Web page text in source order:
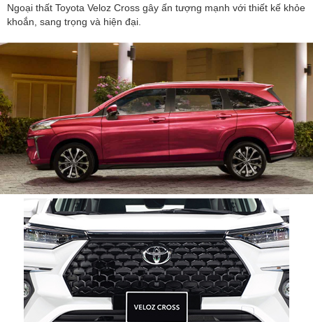
Ngoại thất Toyota Veloz Cross gây ấn tượng mạnh với thiết kế khỏe
khoắn, sang trọng và hiện đại.